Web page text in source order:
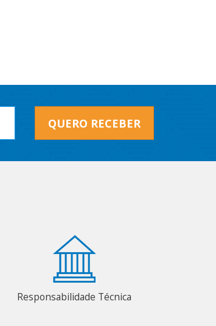
QUERO RECEBER
Responsabilidade Técnica